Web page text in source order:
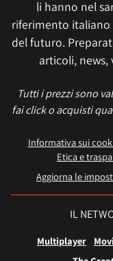
li hanno nel
riferimento
del futuro.
articoli, news,
Tutti i prezzi sono
fai click o acquisti
Informativa sui
Etica e
Aggiorna le
IL
Multiplayer